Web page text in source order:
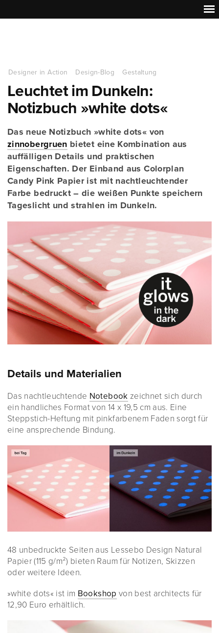
Designer in Action Design-Blog Gestaltung
Leuchtet im Dunkeln:
Notizbuch »white dots«
Das neue Notizbuch »white dots« von
zinnobergruen bietet eine Kombination aus
auffälligen Details und praktischen
Eigenschaften. Der Einband aus Colorplan
Candy Pink Papier ist mit nachtleuchtender
Farbe bedruckt – die weißen Punkte speichern
Tageslicht und strahlen im Dunkeln.
Details und Materialien
Das nachtleuchtende Notebook zeichnet sich durch
ein handliches Format von 14 x 19,5 cm aus. Eine
Steppstich-Heftung mit pinkfarbenem Faden sorgt für
eine ansprechende Bindung.
48 unbedruckte Seiten aus Lessebo Design Natural
Papier (115 g/m²) bieten Raum für Notizen, Skizzen
oder weitere Ideen.
»white dots« ist im Bookshop von best architects für
12,90 Euro erhältlich.